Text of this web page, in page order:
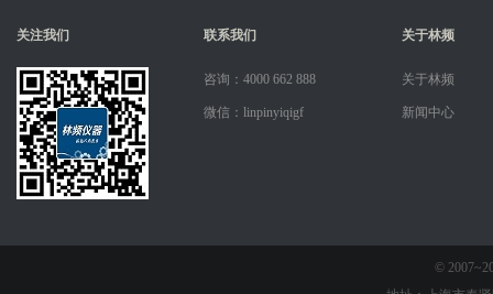
关注我们 联系我们
咨询：4000 662 888
微信：linpinyiqigf
关于林频
关于林频
新闻中心
©